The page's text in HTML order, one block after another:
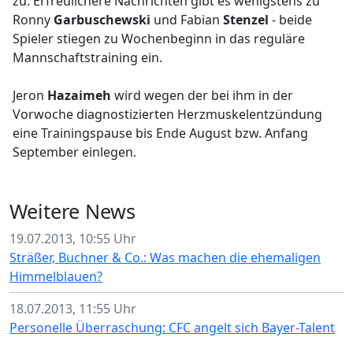
Ronny Garbuschewski und Fabian Stenzel - beide
Spieler stiegen zu Wochenbeginn in das reguläre
Mannschaftstraining ein.
Jeron Hazaimeh wird wegen der bei ihm in der
Vorwoche diagnostizierten Herzmuskelentzündung
eine Trainingspause bis Ende August bzw. Anfang
September einlegen.
Weitere News
19.07.2013, 10:55 Uhr
Sträßer, Buchner & Co.: Was machen die ehemaligen
Himmelblauen?
18.07.2013, 11:55 Uhr
Personelle Überraschung: CFC angelt sich Bayer-Talent